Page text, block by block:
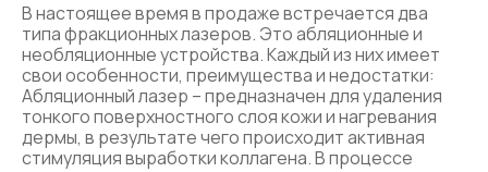
В настоящее время в продаже встречается два
типа фракционных лазеров. Это абляционные и
необляционные устройства. Каждый из них имеет
свои особенности, преимущества и недостатки:
Абляционный лазер – предназначен для удаления
тонкого поверхностного слоя кожи и нагревания
дермы, в результате чего происходит активная
стимуляция выработки коллагена. В процессе